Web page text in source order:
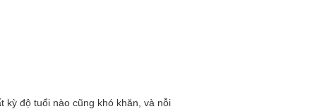
kỳ độ tuổi nào cũng khó khăn, và nỗi